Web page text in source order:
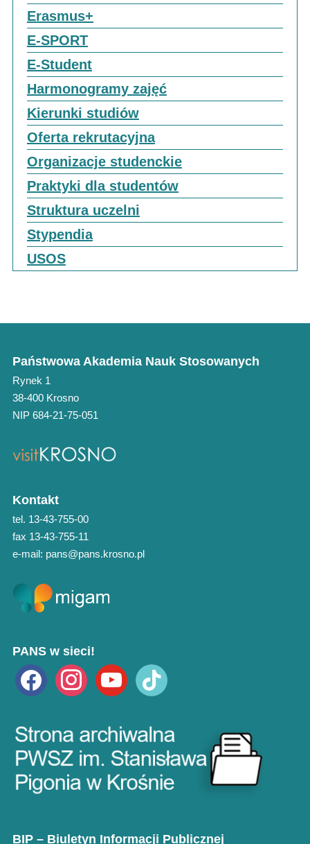
Erasmus+
E-SPORT
E-Student
Harmonogramy zajęć
Kierunki studiów
Oferta rekrutacyjna
Organizacje studenckie
Praktyki dla studentów
Struktura uczelni
Stypendia
USOS
Państwowa Akademia Nauk Stosowanych
Rynek 1
38-400 Krosno
NIP 684-21-75-051
Kontakt
tel. 13-43-755-00
fax 13-43-755-11
e-mail: pans@pans.krosno.pl
PANS w sieci!
facebook instagramyoutube tiktok
BIP – Biuletyn Informacji Publicznej